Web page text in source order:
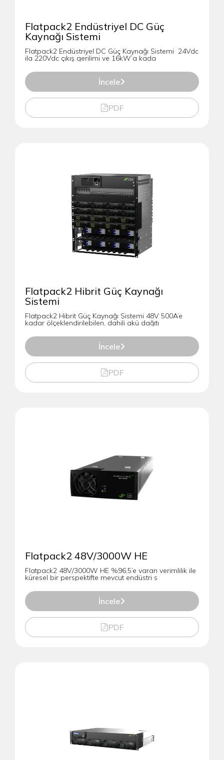
Flatpack2 Endüstriyel DC Güç
Kaynağı Sistemi
Flatpack2 Endüstriyel DC Güç Kaynağı Sistemi 24Vdc
ila 220Vdc çıkış gerilimi ve 16kW’a kada
İncele
PDF
Flatpack2 Hibrit Güç Kaynağı
Sistemi
Flatpack2 Hibrit Güç Kaynağı Sistemi 48V 500A’e
kadar ölçeklendirilebilen, dahili akü dağıtı
İncele
PDF
Flatpack2 48V/3000W HE
Flatpack2 48V/3000W HE %96,5’e varan verimlilik ile
küresel bir perspektifte mevcut endüstri s
İncele
PDF